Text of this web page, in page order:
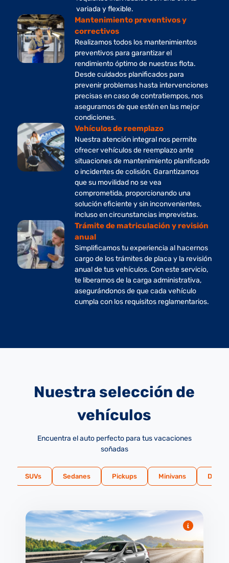
variada y flexible.
Mantenimiento preventivos y
correctivos
Realizamos todos los mantenimientos
preventivos para garantizar el
rendimiento óptimo de nuestras flota.
Desde cuidados planificados para
prevenir problemas hasta intervenciones
precisas en caso de contratiempos, nos
aseguramos de que estén en las mejor
condiciones.
Vehículos de reemplazo
Nuestra atención integral nos permite
ofrecer vehículos de reemplazo ante
situaciones de mantenimiento planificado
o incidentes de colisión. Garantizamos
que su movilidad no se vea
comprometida, proporcionando una
solución eficiente y sin inconvenientes,
incluso en circunstancias imprevistas.
Trámite de matriculación y revisión
anual
Simplificamos tu experiencia al hacernos
cargo de los trámites de placa y la revisión
anual de tus vehículos. Con este servicio,
te liberamos de la carga administrativa,
asegurándonos de que cada vehículo
cumpla con los requisitos reglamentarios.
Nuestra selección de
vehículos
Encuentra el auto perfecto para tus vacaciones
soñadas
SUVs Sedanes Pickups Minivans